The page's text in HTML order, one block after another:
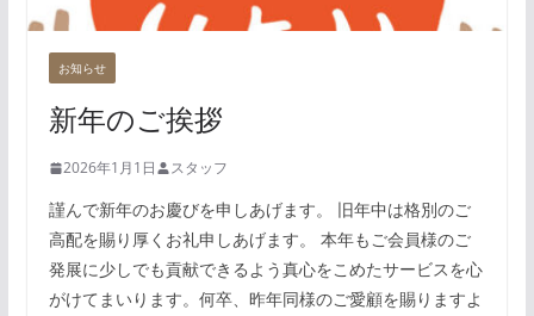
お知らせ
新年のご挨拶
2026年1月1日 スタッフ
謹んで新年のお慶びを申しあげます。 旧年中は格別のご
高配を賜り厚くお礼申しあげます。 本年もご会員様のご
発展に少しでも貢献できるよう真心をこめたサービスを心
がけてまいります。何卒、昨年同様のご愛顧を賜りますよ